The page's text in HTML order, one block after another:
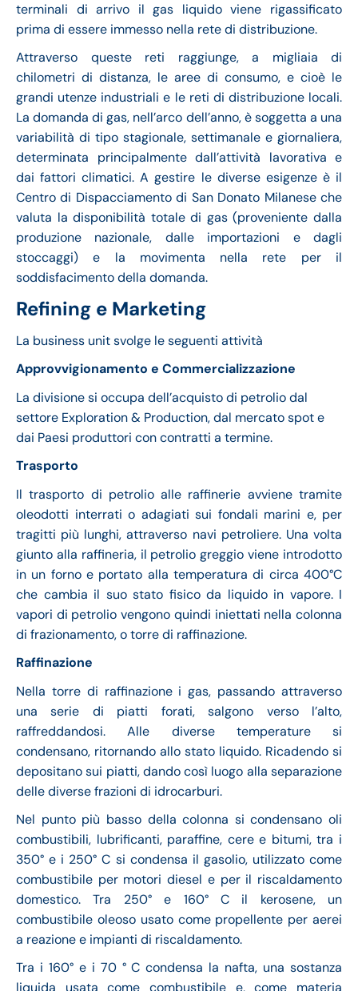
terminali di arrivo il gas liquido viene rigassificato
prima di essere immesso nella rete di distribuzione.
Attraverso queste reti raggiunge, a migliaia di
chilometri di distanza, le aree di consumo, e cioè le
grandi utenze industriali e le reti di distribuzione locali.
La domanda di gas, nell’arco dell’anno, è soggetta a una
variabilità di tipo stagionale, settimanale e giornaliera,
determinata principalmente dall’attività lavorativa e
dai fattori climatici. A gestire le diverse esigenze è il
Centro di Dispacciamento di San Donato Milanese che
valuta la disponibilità totale di gas (proveniente dalla
produzione nazionale, dalle importazioni e dagli
stoccaggi) e la movimenta nella rete per il
soddisfacimento della domanda.
Refining e Marketing
La business unit svolge le seguenti attività
Approvvigionamento e Commercializzazione
La divisione si occupa dell’acquisto di petrolio dal
settore Exploration & Production, dal mercato spot e
dai Paesi produttori con contratti a termine.
Trasporto
Il trasporto di petrolio alle raffinerie avviene tramite
oleodotti interrati o adagiati sui fondali marini e, per
tragitti più lunghi, attraverso navi petroliere. Una volta
giunto alla raffineria, il petrolio greggio viene introdotto
in un forno e portato alla temperatura di circa 400°C
che cambia il suo stato fisico da liquido in vapore. I
vapori di petrolio vengono quindi iniettati nella colonna
di frazionamento, o torre di raffinazione.
Raffinazione
Nella torre di raffinazione i gas, passando attraverso
una serie di piatti forati, salgono verso l’alto,
raffreddandosi. Alle diverse temperature si
condensano, ritornando allo stato liquido. Ricadendo si
depositano sui piatti, dando così luogo alla separazione
delle diverse frazioni di idrocarburi.
Nel punto più basso della colonna si condensano oli
combustibili, lubrificanti, paraffine, cere e bitumi, tra i
350° e i 250° C si condensa il gasolio, utilizzato come
combustibile per motori diesel e per il riscaldamento
domestico. Tra 250° e 160° C il kerosene, un
combustibile oleoso usato come propellente per aerei
a reazione e impianti di riscaldamento.
Tra i 160° e i 70 ° C condensa la nafta, una sostanza
liquida usata come combustibile e, come materia